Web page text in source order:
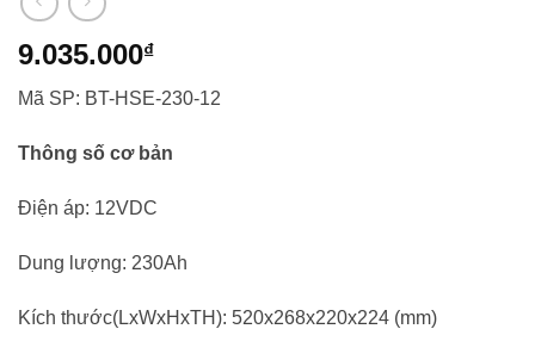
9.035.000₫
Mã SP: BT-HSE-230-12
Thông số cơ bản
Điện áp: 12VDC
Dung lượng: 230Ah
Kích thước(LxWxHxTH): 520x268x220x224 (mm)